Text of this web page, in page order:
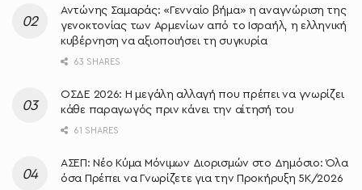
Αντώνης Σαμαράς: «Γενναίο βήμα» η αναγνώριση της
γενοκτονίας των Αρμενίων από το Ισραήλ, η ελληνική
κυβέρνηση να αξιοποιήσει τη συγκυρία
63 SHARES
ΟΣΔΕ 2026: Η μεγάλη αλλαγή που πρέπει να γνωρίζει
κάθε παραγωγός πριν κάνει την αίτησή του
61 SHARES
ΑΣΕΠ: Νέο Κύμα Μόνιμων Διορισμών στο Δημόσιο: Όλα
όσα Πρέπει να Γνωρίζετε για την Προκήρυξη 5Κ/2026